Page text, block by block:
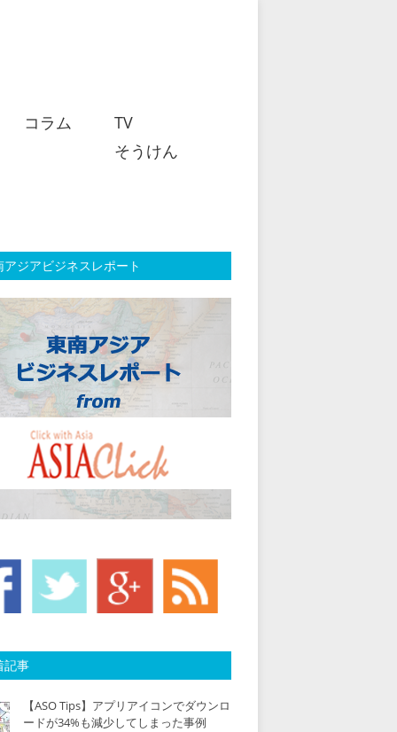
コラム
TV
そうけん
アジアビジネスレポート
記事
【ASO Tips】アプリアイコンでダウンロ
ードが34%も減少してしまった事例